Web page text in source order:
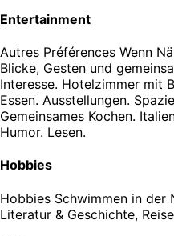
Entertainment
Autres Préférences Wenn
Blicke, Gesten und
Interesse. Hotelzimmer mit
Essen. Ausstellungen.
Gemeinsames Kochen.
Humor. Lesen.
Hobbies
Hobbies Schwimmen in der
Literatur & Geschichte,